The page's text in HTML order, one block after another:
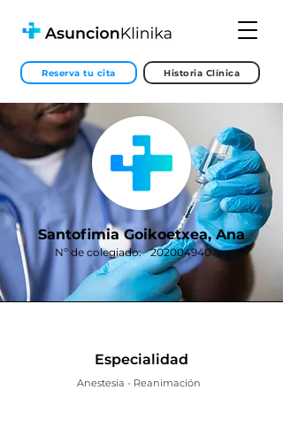
Reserva tu cita Historia Clínica
Santofimia Goikoetxea, Ana
Nº de colegiado: 202004940
Especialidad
Anestesia - Reanimación